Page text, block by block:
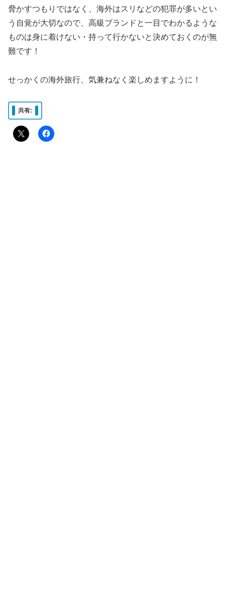
脅かすつもりではなく、海外はスリなどの犯罪が多いとい
う自覚が大切なので、高級ブランドと一目でわかるような
ものは身に着けない・持って行かないと決めておくのが無
難です！
せっかくの海外旅行、気兼ねなく楽しめますように！
共有: